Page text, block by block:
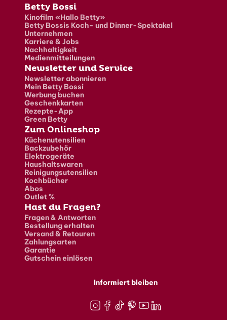
Fusszeile
Betty Bossi
Kinofilm «Hallo Betty»
Betty Bossis Koch- und Dinner-Spektakel
Unternehmen
Karriere & Jobs
Nachhaltigkeit
Medienmitteilungen
Newsletter und Service
Newsletter abonnieren
Mein Betty Bossi
Werbung buchen
Geschenkkarten
Rezepte-App
Green Betty
Zum Onlineshop
Küchenutensilien
Backzubehör
Elektrogeräte
Haushaltswaren
Reinigungsutensilien
Kochbücher
Abos
Outlet %
Hast du Fragen?
Fragen & Antworten
Bestellung erhalten
Versand & Retouren
Zahlungsarten
Garantie
Gutschein einlösen
Informiert bleiben